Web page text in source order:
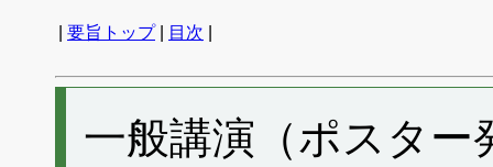
要旨トップ| 目次
一般講演（ポスタ